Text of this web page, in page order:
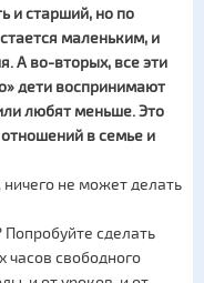
и старший, но по
маленьким, и
А во-вторых, все эти
дети воспринимают
любят меньше. Это
в семье и
не может делать
сделать
часов свободного